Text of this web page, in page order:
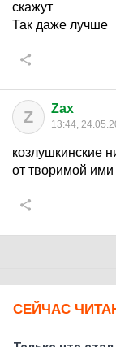
скажут
Так даже лучше
Z Zax
13:44,
козлушкинские
от творимой
СЕЙЧАС